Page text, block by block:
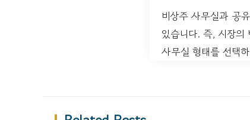
비상주 사무실과 공
있습니다. 즉, 시장의
사무실 형태를 선택